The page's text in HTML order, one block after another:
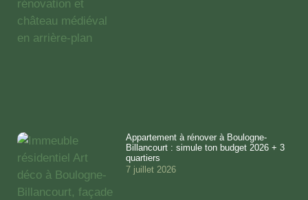
Appartement à rénover à Boulogne-
Billancourt : simule ton budget 2026 + 3
quartiers
7 juillet 2026